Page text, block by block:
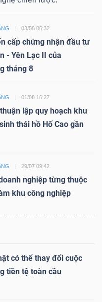
03/08 06:32
cấp chứng nhận đầu tư
- Yên Lạc II của
tháng 8
01/08 16:27
lập quy hoạch khu
thái hồ Hố Cao gần
29/07 09:42
nghiệp từng thuộc
khu công nghiệp
có thể thay đổi cuộc
tiền tệ toàn cầu